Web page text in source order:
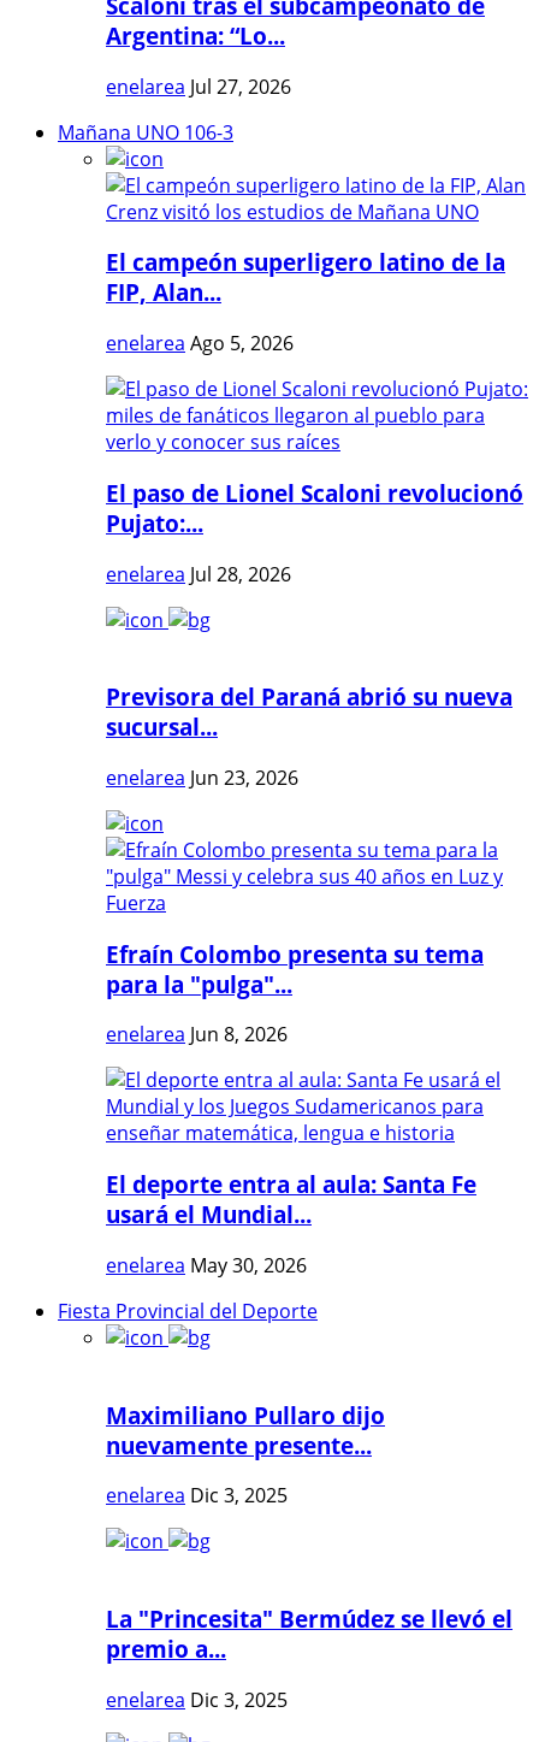
Argentina: “Lo...
enelarea Jul 27, 2026
Mañana UNO 106-3
El campeón superligero latino de la
FIP, Alan...
enelarea Ago 5, 2026
El paso de Lionel Scaloni revolucionó
Pujato:...
enelarea Jul 28, 2026
Previsora del Paraná abrió su nueva
sucursal...
enelarea Jun 23, 2026
Efraín Colombo presenta su tema
para la "pulga"...
enelarea Jun 8, 2026
El deporte entra al aula: Santa Fe
usará el Mundial...
enelarea May 30, 2026
Fiesta Provincial del Deporte
Maximiliano Pullaro dijo
nuevamente presente...
enelarea Dic 3, 2025
La "Princesita" Bermúdez se llevó el
premio a...
enelarea Dic 3, 2025